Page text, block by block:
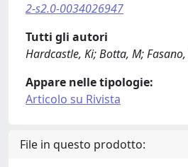
2-s2.0-0034026947
Tutti gli autori
Hardcastle, Ki; Botta, M;
Appare nelle tipologie:
Articolo su Rivista
File in questo prodotto: